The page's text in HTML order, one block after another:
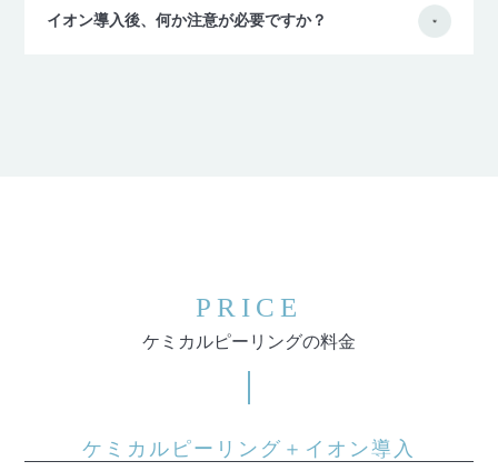
イオン導入後、何か注意が必要ですか？
PRICE
ケミカルピーリングの料金
ケミカルピーリング＋イオン導入